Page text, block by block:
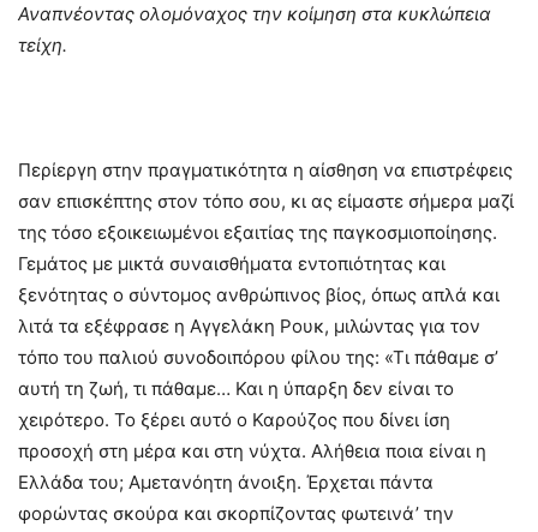
Αναπνέοντας ολομόναχος την κοίμηση στα κυκλώπεια
τείχη.
Περίεργη στην πραγματικότητα η αίσθηση να επιστρέφεις
σαν επισκέπτης στον τόπο σου, κι ας είμαστε σήμερα μαζί
της τόσο εξοικειωμένοι εξαιτίας της παγκοσμιοποίησης.
Γεμάτος με μικτά συναισθήματα εντοπιότητας και
ξενότητας ο σύντομος ανθρώπινος βίος, όπως απλά και
λιτά τα εξέφρασε η Αγγελάκη Ρουκ, μιλώντας για τον
τόπο του παλιού συνοδοιπόρου φίλου της: «Τι πάθαμε σ’
αυτή τη ζωή, τι πάθαμε… Και η ύπαρξη δεν είναι το
χειρότερο. Το ξέρει αυτό ο Καρούζος που δίνει ίση
προσοχή στη μέρα και στη νύχτα. Αλήθεια ποια είναι η
Ελλάδα του; Αμετανόητη άνοιξη. Έρχεται πάντα
φορώντας σκούρα και σκορπίζοντας φωτεινά’ την